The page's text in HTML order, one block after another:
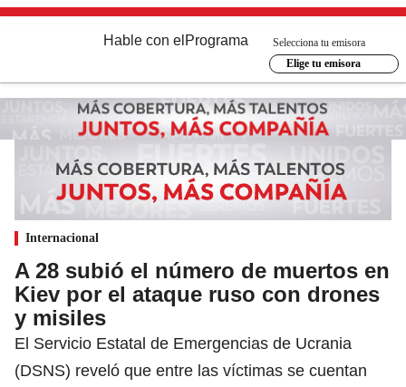
Hable con el Programa
Selecciona tu emisora
Elige tu emisora
Internacional
A 28 subió el número de muertos en
Kiev por el ataque ruso con drones
y misiles
El Servicio Estatal de Emergencias de Ucrania
(DSNS) reveló que entre las víctimas se cuentan